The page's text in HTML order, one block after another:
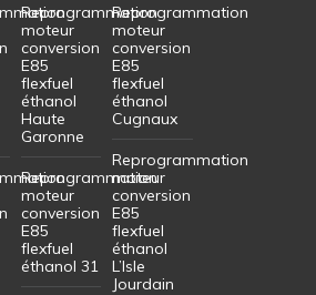
Reprogrammation
moteur
conversion
E85
flexfuel
éthanol
Haute
Garonne
Reprogrammation
moteur
conversion
E85
flexfuel
éthanol 31
Reprogrammation
moteur
conversion
E85
flexfuel
éthanol
Cugnaux
Reprogrammation
moteur
conversion
E85
flexfuel
éthanol
L’Isle
Jourdain